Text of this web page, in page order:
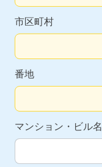
市区町村
番地
マンション・ビル名